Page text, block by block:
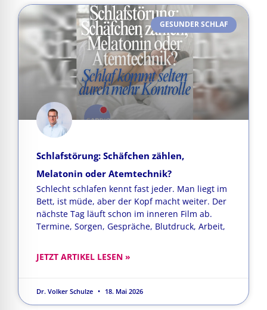
GESUNDER SCHLAF
Schlafstörung: Schäfchen zählen,
Melatonin oder Atemtechnik?
Schlecht schlafen kennt fast jeder. Man liegt im
Bett, ist müde, aber der Kopf macht weiter. Der
nächste Tag läuft schon im inneren Film ab.
Termine, Sorgen, Gespräche, Blutdruck, Arbeit,
JETZT ARTIKEL LESEN »
Dr. Volker Schulze 18. Mai 2026